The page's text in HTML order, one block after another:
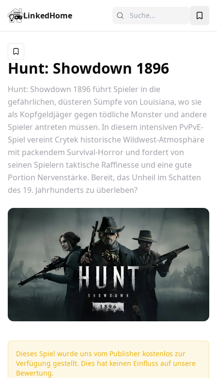
LinkedHome
Hunt: Showdown 1896
Hunt: Showdown 1896 führt Spieler in die
gefährlichen, düsteren Sümpfe von Louisiana, wo sie
als Kopfgeldjäger gegen tödliche Monster und andere
Spieler antreten müssen. In diesem intensiven PvPvE-
Spiel vereint Crytek historische Wildwest-Atmosphäre
mit packendem Survival-Horror und fordert von
seinen Spielern taktische Raffinesse und eine gute
Portion Nervenstärke. Bereit, das Unheil im Schatten
des 19. Jahrhunderts zu überleben?
Dieses Spiel wurde uns vom Publisher kostenlos zur
Verfügung gestellt. Dies hat keinen Einfluss auf unsere
Bewertung.